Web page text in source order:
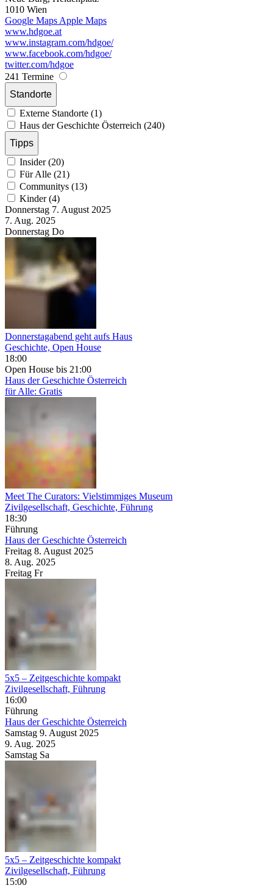
1010 Wien
Google Maps Apple Maps
www.hdgoe.at
www.instagram.com/hdgoe/
www.facebook.com/hdgoe/
twitter.com/hdgoe
241 Termine
Standorte
Externe Standorte (1)
Haus der Geschichte Österreich (240)
Tipps
Insider (20)
Für Alle (21)
Communitys (13)
Kinder (4)
Donnerstag 7. August 2025
7. Aug. 2025
Donnerstag Do
Donnerstagabend geht aufs Haus
Geschichte, Open House
18:00
Open House bis 21:00
Haus der Geschichte Österreich
für Alle: Gratis
Meet The Curators: Vielstimmiges Museum
Zivilgesellschaft, Geschichte, Führung
18:30
Führung
Haus der Geschichte Österreich
Freitag 8. August 2025
8. Aug. 2025
Freitag Fr
5x5 – Zeitgeschichte kompakt
Zivilgesellschaft, Führung
16:00
Führung
Haus der Geschichte Österreich
Samstag 9. August 2025
9. Aug. 2025
Samstag Sa
5x5 – Zeitgeschichte kompakt
Zivilgesellschaft, Führung
15:00